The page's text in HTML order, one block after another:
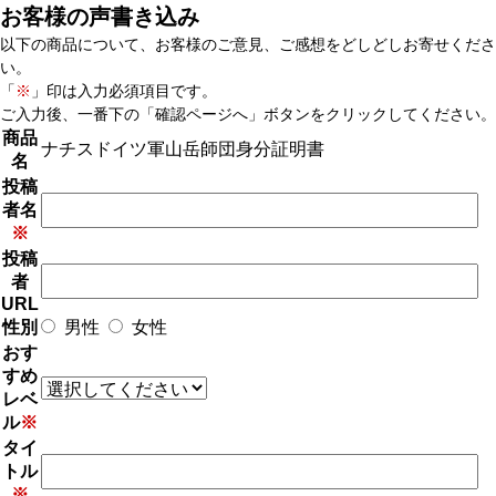
お客様の声書き込み
以下の商品について、お客様のご意見、ご感想をどしどしお寄せくださ
い。
「 ※ 」印は入力必須項目です。
ご入力後、一番下の「確認ページへ」ボタンをクリックしてください。
商品
名
ナチスドイツ軍山岳師団身分証明書
投稿
者名
※
投稿
者
URL
性別
男性
女性
おす
すめ
レベ
ル※
タイ
トル